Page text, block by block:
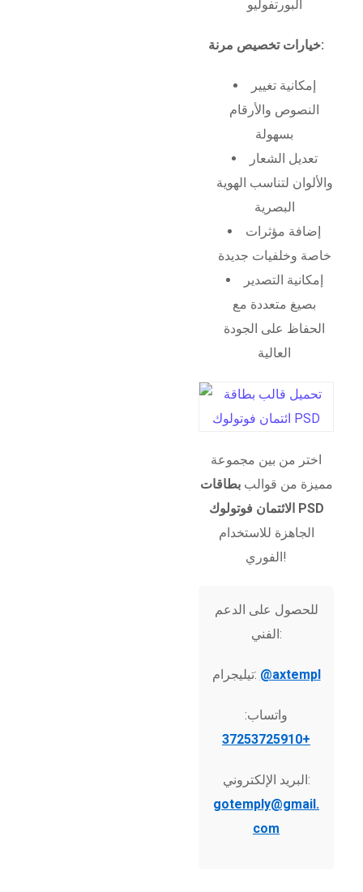
البورتفوليو
خيارات تخصيص مرنة:
إمكانية تغيير
النصوص والأرقام
بسهولة
تعديل الشعار
والألوان لتناسب الهوية
البصرية
إضافة مؤثرات
خاصة وخلفيات جديدة
إمكانية التصدير
بصيغ متعددة مع
الحفاظ على الجودة
العالية
اختر من بين مجموعة
مميزة من قوالببطاقات
الائتمان فوتولوك PSD
الجاهزة للاستخدام
الفوري!
للحصول على الدعم
الفني:
تيليجرام: @axtempl
واتساب:
+37253725910
البريد الإلكتروني:
gotemply@gmail.
com